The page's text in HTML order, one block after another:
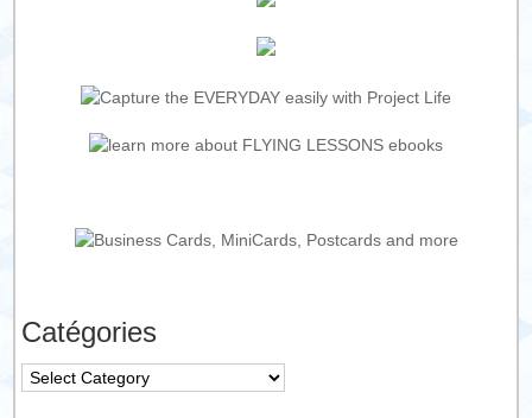
Catégories
Catégories